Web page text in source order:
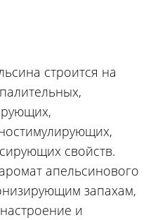
строится на
свойств.
апельсинового
запахам,
и